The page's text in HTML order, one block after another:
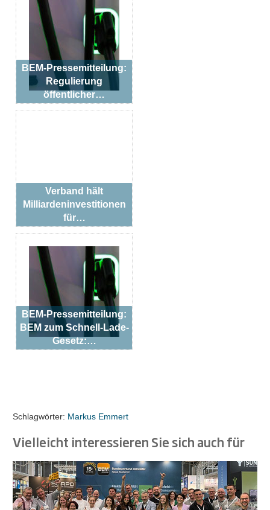
BEM-Pressemitteilung:
Regulierung
öffentlicher…
Verband hält
Milliardeninvestitionen
für…
BEM-Pressemitteilung:
BEM zum Schnell-Lade-
Gesetz:…
Schlagwörter: Markus Emmert
Vielleicht interessieren Sie sich auch für